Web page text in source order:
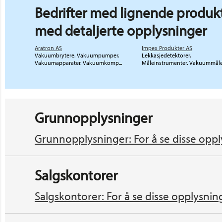
Bedrifter med lignende
med detaljerte opplysninger
Aratron AS
Vakuumbrytere. Vakuumpumper.
Vakuumapparater. Vakuumkomp...
Impex Produkter AS
Lekkasjedetektorer.
Måleinstrumenter.
Grunnopplysninger
Grunnopplysninger: For å se disse
Salgskontorer
Salgskontorer: For å se disse